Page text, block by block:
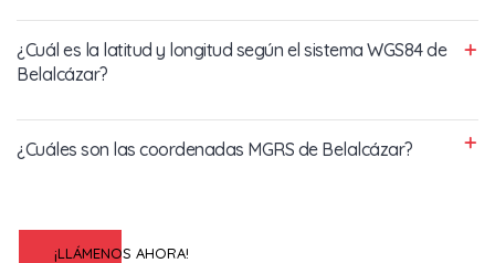
¿Cuál es la latitud y longitud según el sistema WGS84 de
Belalcázar?
¿Cuáles son las coordenadas MGRS de Belalcázar?
¡LLÁMENOS AHORA!